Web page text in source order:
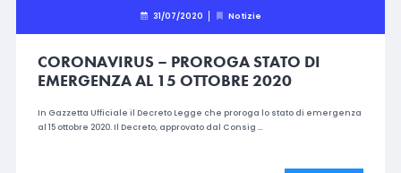
31/07/2020 Notizie
CORONAVIRUS – PROROGA STATO DI
EMERGENZA AL 15 OTTOBRE 2020
In Gazzetta Ufficiale il Decreto Legge che proroga lo stato di emergenza
al 15 ottobre 2020. Il Decreto, approvato dal Consig …